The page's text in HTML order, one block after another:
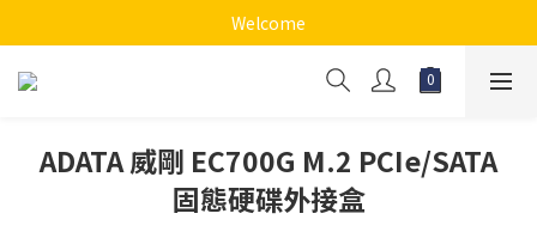
Welcome
ADATA 威剛 EC700G M.2 PCIe/SATA
固態硬碟外接盒